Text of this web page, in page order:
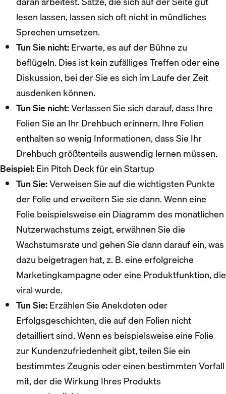
lesen lassen, lassen sich oft nicht in mündliches
Sprechen umsetzen.
Tun Sie nicht:Erwarte, es auf der Bühne zu
beflügeln. Dies ist kein zufälliges Treffen oder eine
Diskussion, bei der Sie es sich im Laufe der Zeit
ausdenken können.
Tun Sie nicht:Verlassen Sie sich darauf, dass Ihre
Folien Sie an Ihr Drehbuch erinnern. Ihre Folien
enthalten so wenig Informationen, dass Sie Ihr
Drehbuch größtenteils auswendig lernen müssen.
Beispiel:Ein Pitch Deck für ein Startup
Tun Sie:Verweisen Sie auf die wichtigsten Punkte
der Folie und erweitern Sie sie dann. Wenn eine
Folie beispielsweise ein Diagramm des monatlichen
Nutzerwachstums zeigt, erwähnen Sie die
Wachstumsrate und gehen Sie dann darauf ein, was
dazu beigetragen hat, z. B. eine erfolgreiche
Marketingkampagne oder eine Produktfunktion, die
viral wurde.
Tun Sie:Erzählen Sie Anekdoten oder
Erfolgsgeschichten, die auf den Folien nicht
detailliert sind. Wenn es beispielsweise eine Folie
zur Kundenzufriedenheit gibt, teilen Sie ein
bestimmtes Zeugnis oder einen bestimmten Vorfall
mit, der die Wirkung Ihres Produkts